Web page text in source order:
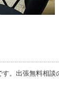
。出張無料相談